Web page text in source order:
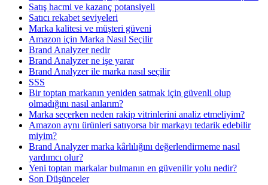
Satış hacmi ve kazanç potansiyeli
Satıcı rekabet seviyeleri
Marka kalitesi ve müşteri güveni
Amazon için Marka Nasıl Seçilir
Brand Analyzer nedir
Brand Analyzer ne işe yarar
Brand Analyzer ile marka nasıl seçilir
SSS
Bir toptan markanın yeniden satmak için güvenli olup
olmadığını nasıl anlarım?
Marka seçerken neden rakip vitrinlerini analiz etmeliyim?
Amazon aynı ürünleri satıyorsa bir markayı tedarik edebilir
miyim?
Brand Analyzer marka kârlılığını değerlendirmeme nasıl
yardımcı olur?
Yeni toptan markalar bulmanın en güvenilir yolu nedir?
Son Düşünceler